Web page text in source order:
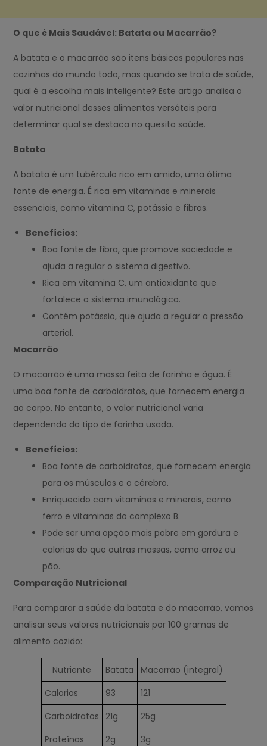
O que é Mais Saudável: Batata ou Macarrão?
A batata e o macarrão são itens básicos populares nas
cozinhas do mundo todo, mas quando se trata de saúde,
qual é a escolha mais inteligente? Este artigo analisa o
valor nutricional desses alimentos versáteis para
determinar qual se destaca no quesito saúde.
Batata
A batata é um tubérculo rico em amido, uma ótima
fonte de energia. É rica em vitaminas e minerais
essenciais, como vitamina C, potássio e fibras.
Benefícios:
Boa fonte de fibra, que promove saciedade e
ajuda a regular o sistema digestivo.
Rica em vitamina C, um antioxidante que
fortalece o sistema imunológico.
Contém potássio, que ajuda a regular a pressão
arterial.
Macarrão
O macarrão é uma massa feita de farinha e água. É
uma boa fonte de carboidratos, que fornecem energia
ao corpo. No entanto, o valor nutricional varia
dependendo do tipo de farinha usada.
Benefícios:
Boa fonte de carboidratos, que fornecem energia
para os músculos e o cérebro.
Enriquecido com vitaminas e minerais, como
ferro e vitaminas do complexo B.
Pode ser uma opção mais pobre em gordura e
calorias do que outras massas, como arroz ou
pão.
Comparação Nutricional
Para comparar a saúde da batata e do macarrão, vamos
analisar seus valores nutricionais por 100 gramas de
alimento cozido:
Nutriente Batata
Macarrão (integral)
Calorias
93
121
Carboidratos
21g
25g
Proteínas
2g
3g